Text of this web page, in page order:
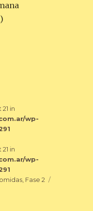
in
wp-
in
wp-
, Fase 2